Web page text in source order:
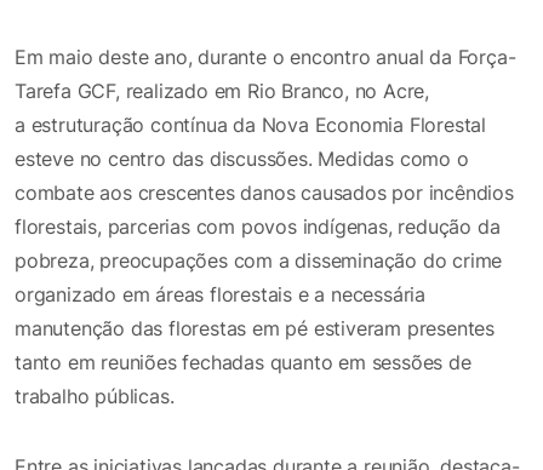
Em maio deste ano, durante o encontro anual da Força-
Tarefa GCF, realizado em Rio Branco, no Acre,
a estruturação contínua da Nova Economia Florestal
esteve no centro das discussões. Medidas como o
combate aos crescentes danos causados por incêndios
florestais, parcerias com povos indígenas, redução da
pobreza, preocupações com a disseminação do crime
organizado em áreas florestais e a necessária
manutenção das florestas em pé estiveram presentes
tanto em reuniões fechadas quanto em sessões de
trabalho públicas.